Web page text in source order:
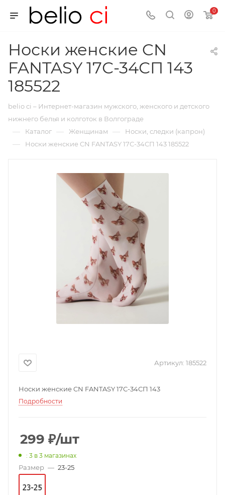
0
Носки женские CN
FANTASY 17С-34СП 143
185522
belio ci – Интернет-магазин мужского, женского и детского
нижнего белья и колготок в Волгограде
— Каталог — Женщинам — Носки, следки (капрон)
— Носки женские CN FANTASY 17С-34СП 143 185522
Артикул: 185522
Носки женские CN FANTASY 17С-34СП 143
Подробности
299 ₽/шт
: 3 в 3 магазинах
Размер — 23-25